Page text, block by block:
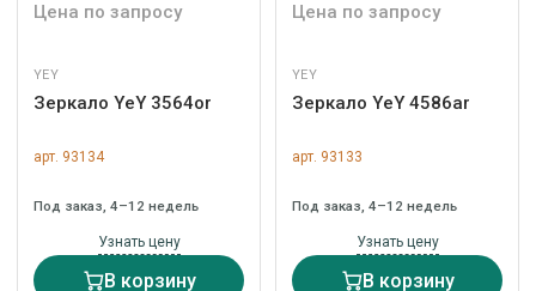
Цена по запросу
YEY
Зеркало YeY 3564or
арт. 93134
Под заказ, 4–12 недель
Узнать цену
В корзину
Цена по запросу
YEY
Зеркало YeY 4586ar
арт. 93133
Под заказ, 4–12 недель
Узнать цену
В корзину